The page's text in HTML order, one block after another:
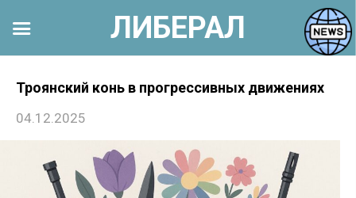
Троянский конь в прогрессивных движениях
04.12.2025
ЛИБЕРАЛ